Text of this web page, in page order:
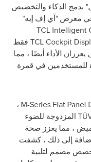
الذكاء والتخصيص
معرض "آي إف إيه"
TCL Intelligent
TCL Cockpit فقط
الأداء أيضًا ، مما
للمستخدمين في قمرة
M-Series Flat Panel ،
المزدوجة للضوء
، مما يعزز صحة
إلى ذلك ، كشفت
مصمم لتلبية